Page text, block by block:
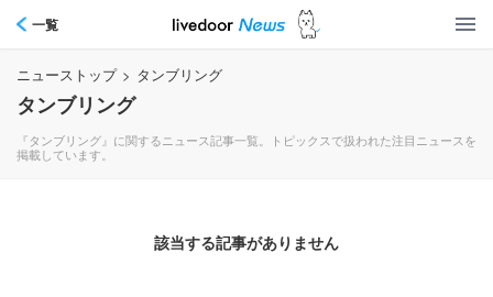
一覧
ニューストップ > タンブリング
タンブリング
『タンブリング』に関するニュース記事一覧。トピックスで扱われた注目ニュースを
掲載しています。
該当する記事がありません